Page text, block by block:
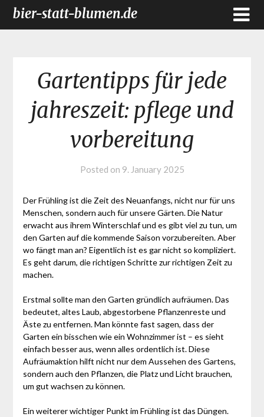
bier-statt-blumen.de
Gartentipps für jede
jahreszeit: pflege und
vorbereitung
Posted on 9. January 2025
Der Frühling ist die Zeit des Neuanfangs, nicht nur für uns
Menschen, sondern auch für unsere Gärten. Die Natur
erwacht aus ihrem Winterschlaf und es gibt viel zu tun, um
den Garten auf die kommende Saison vorzubereiten. Aber
wo fängt man an? Eigentlich ist es gar nicht so kompliziert.
Es geht darum, die richtigen Schritte zur richtigen Zeit zu
machen.
Erstmal sollte man den Garten gründlich aufräumen. Das
bedeutet, altes Laub, abgestorbene Pflanzenreste und
Äste zu entfernen. Man könnte fast sagen, dass der
Garten ein bisschen wie ein Wohnzimmer ist – es sieht
einfach besser aus, wenn alles ordentlich ist. Diese
Aufräumaktion hilft nicht nur dem Aussehen des Gartens,
sondern auch den Pflanzen, die Platz und Licht brauchen,
um gut wachsen zu können.
Ein weiterer wichtiger Punkt im Frühling ist das Düngen.